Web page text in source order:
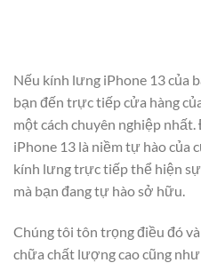
Nếu kính lưng iPhone 13 của
bạn đến trực tiếp cửa hàng
một cách chuyên nghiệp
iPhone 13 là niềm tự hào của
kính lưng trực tiếp thể hiện sự
mà bạn đang tự hào sở hữu.
Chúng tôi tôn trọng điều đó
chữa chất lượng cao cũng